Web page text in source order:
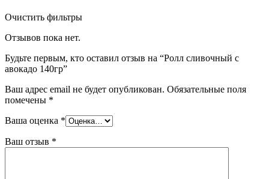
Очистить фильтры
Отзывов пока нет.
Будьте первым, кто оставил отзыв на “Ролл сливочный с
авокадо 140гр”
Ваш адрес email не будет опубликован. Обязательные поля
помечены *
Ваша оценка *
Ваш отзыв *